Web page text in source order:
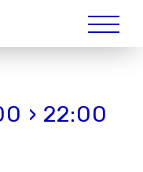
› 22:00